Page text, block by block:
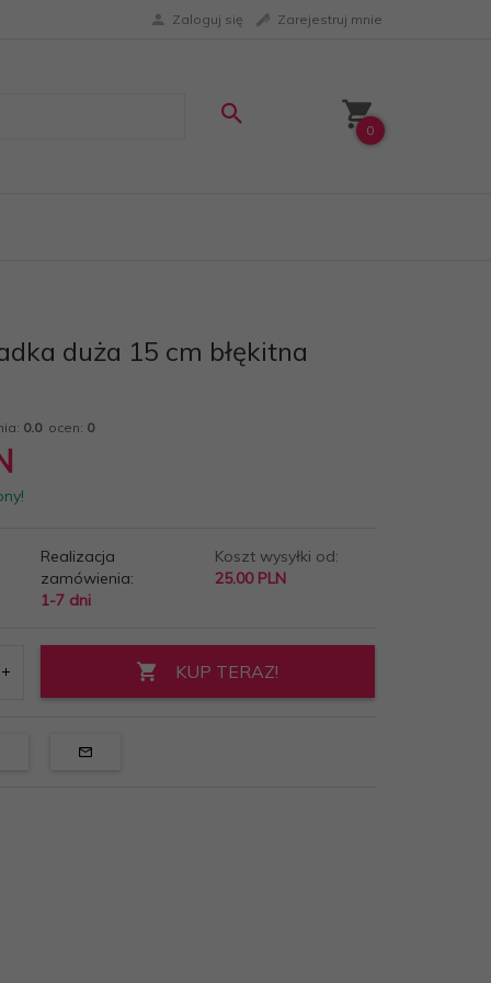
Zaloguj się Zarejestruj mnie
0
duża 15 cm błękitna
0.0ocen: 0
Realizacja
zamówienia:
1-7 dni
Koszt wysyłki od:
25.00 PLN
KUP TERAZ!